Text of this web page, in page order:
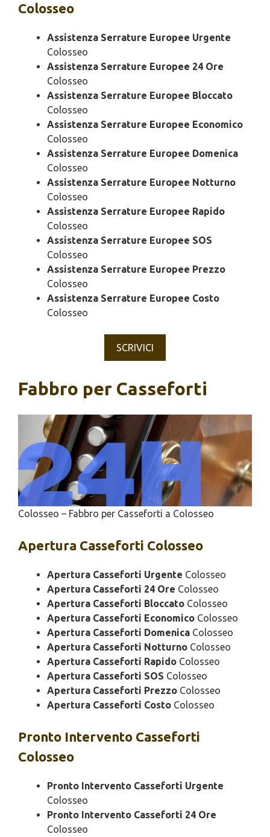
Colosseo
Assistenza Serrature Europee Urgente
Colosseo
Assistenza Serrature Europee 24 Ore
Colosseo
Assistenza Serrature Europee Bloccato
Colosseo
Assistenza Serrature Europee Economico
Colosseo
Assistenza Serrature Europee Domenica
Colosseo
Assistenza Serrature Europee Notturno
Colosseo
Assistenza Serrature Europee Rapido
Colosseo
Assistenza Serrature Europee SOS
Colosseo
Assistenza Serrature Europee Prezzo
Colosseo
Assistenza Serrature Europee Costo
Colosseo
SCRIVICI
Fabbro per Casseforti
Colosseo – Fabbro per Casseforti a Colosseo
Apertura Casseforti Colosseo
Apertura Casseforti Urgente Colosseo
Apertura Casseforti 24 Ore Colosseo
Apertura Casseforti Bloccato Colosseo
Apertura Casseforti Economico Colosseo
Apertura Casseforti Domenica Colosseo
Apertura Casseforti Notturno Colosseo
Apertura Casseforti Rapido Colosseo
Apertura Casseforti SOS Colosseo
Apertura Casseforti Prezzo Colosseo
Apertura Casseforti Costo Colosseo
Pronto Intervento Casseforti
Colosseo
Pronto Intervento Casseforti Urgente
Colosseo
Pronto Intervento Casseforti 24 Ore
Colosseo